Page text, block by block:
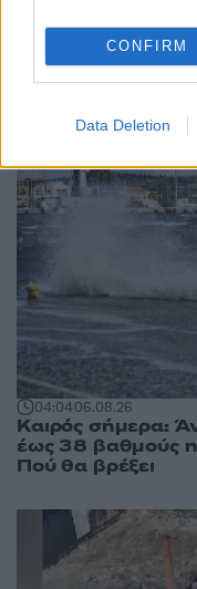
CONFIRM
Data Deletion
άρθρα
04:0406.08.26
Καιρός σήμερα:
έως 38 βαθμούς
Πού θα βρέξει